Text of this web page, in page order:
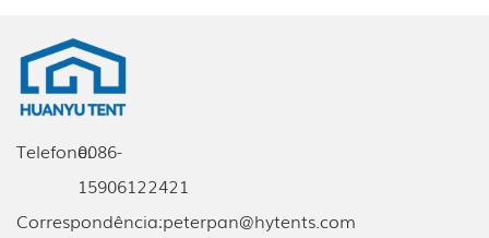
Telefone:0086-
15906122421
Correspondência:peterpan@hytents.com